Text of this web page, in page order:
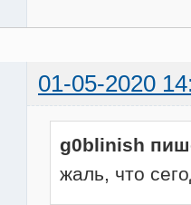
01-05-2020
g0blinish
жаль, что